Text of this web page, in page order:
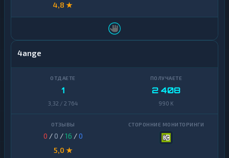
4,8 ★
4ange
1
3,32 / 2 764
2 408
990 K
0 / 0 /16 /0
5,0 ★